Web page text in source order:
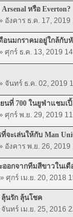
หรือ Everton?
อังคาร ธ.ค. 17, 2019
อนมกราคมอยู่ใกล้กับ
ศุกร์ ธ.ค. 13, 2019
จันทร์ ธ.ค. 02, 2019
ยนที่ 700 ในยูฟ่าแชมเ
ศุกร์ พ.ย. 29, 2019
ที่จะเล่นให้กับ Man
อังคาร พ.ย. 26, 2019
ออกจากทีมสีขาวในเ
» ศุกร์ เม.ย. 20, 2018
นรัก ลุ้นโชค
จันทร์ เม.ย. 25, 2016